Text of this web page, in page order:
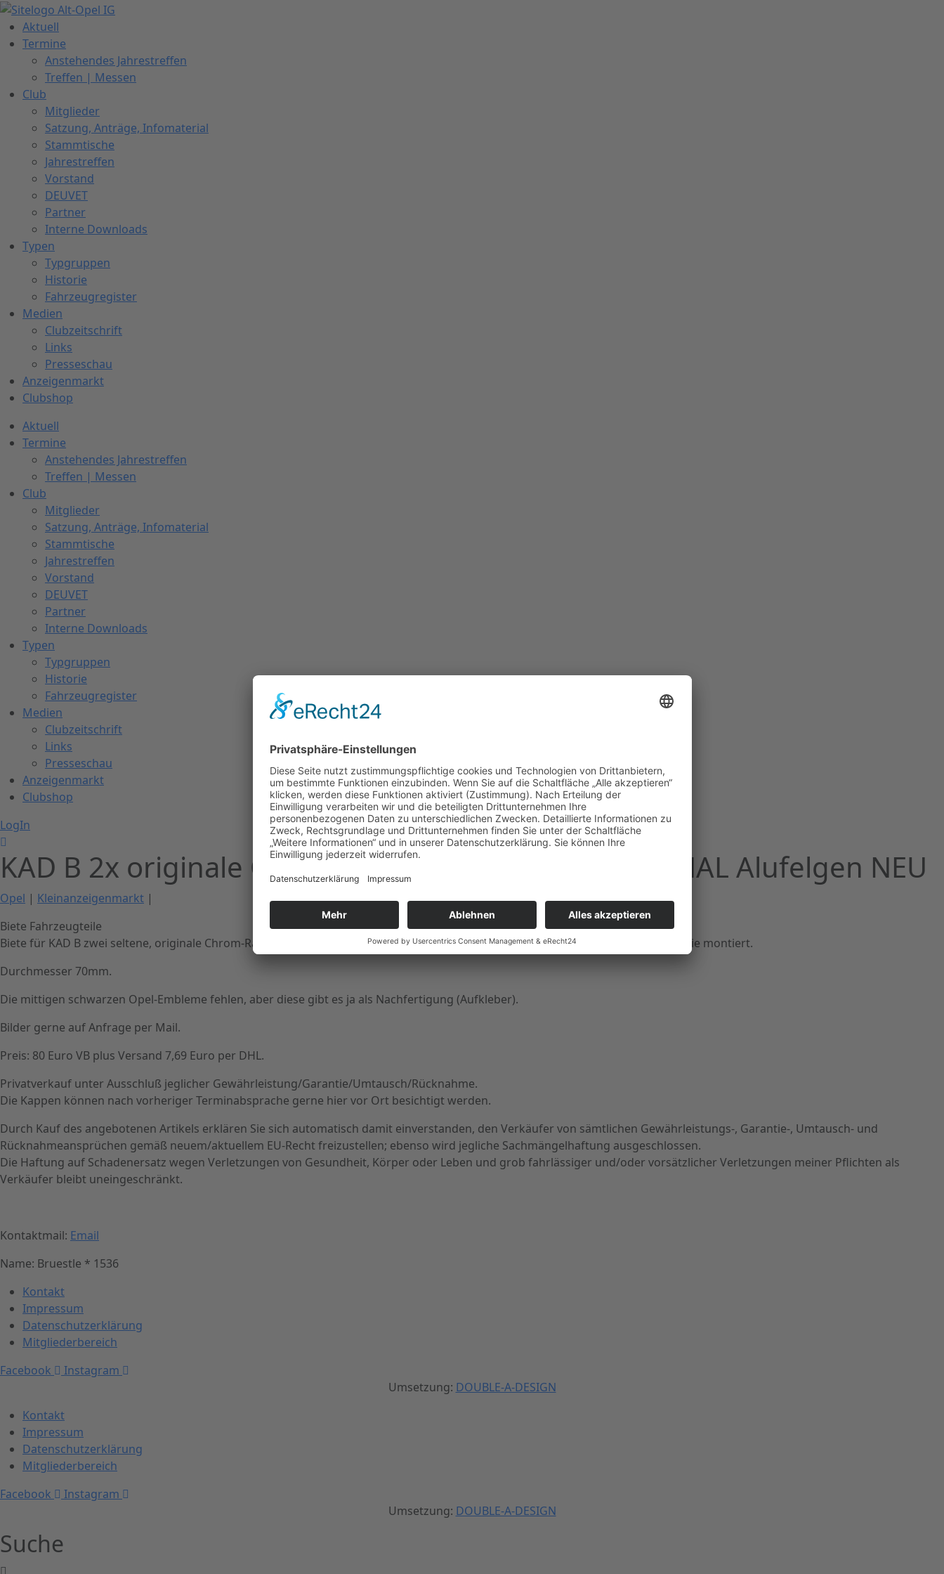
Zum
Inhalt
springen
Aktuell
Termine
Anstehendes Jahrestreffen
Treffen | Messen
Club
Mitglieder
Satzung, Anträge, Infomaterial
Stammtische
Jahrestreffen
Vorstand
DEUVET
Partner
Interne Downloads
Typen
Typgruppen
Historie
Fahrzeugregister
Medien
Clubzeitschrift
Links
Presseschau
Anzeigenmarkt
Clubshop
Aktuell
Termine
Anstehendes Jahrestreffen
Treffen | Messen
Club
Mitglieder
Satzung, Anträge, Infomaterial
Stammtische
Jahrestreffen
Vorstand
DEUVET
Partner
Interne Downloads
Typen
Typgruppen
Historie
Fahrzeugregister
Medien
Clubzeitschrift
Links
Presseschau
Anzeigenmarkt
Clubshop
LogIn
KAD B 2x originale Chrom-Radnabenkappen für RONAL Alufelgen NEU
Opel | Kleinanzeigenmarkt |
Biete Fahrzeugteile
Biete für KAD B zwei seltene, originale Chrom-Radnabenkappen für die RONAL Alufelgen (6J & 7J) im Topzustand – NEU und noch nie montiert.
Durchmesser 70mm.
Die mittigen schwarzen Opel-Embleme fehlen, aber diese gibt es ja als Nachfertigung (Aufkleber).
Bilder gerne auf Anfrage per Mail.
Preis: 80 Euro VB plus Versand 7,69 Euro per DHL.
Privatverkauf unter Ausschluß jeglicher Gewährleistung/Garantie/Umtausch/Rücknahme.
Die Kappen können nach vorheriger Terminabsprache gerne hier vor Ort besichtigt werden.
Durch Kauf des angebotenen Artikels erklären Sie sich automatisch damit einverstanden, den Verkäufer von sämtlichen Gewährleistungs-, Garantie-, Umtausch- und
Rücknahmeansprüchen gemäß neuem/aktuellem EU-Recht freizustellen; ebenso wird jegliche Sachmängelhaftung ausgeschlossen.
Die Haftung auf Schadenersatz wegen Verletzungen von Gesundheit, Körper oder Leben und grob fahrlässiger und/oder vorsätzlicher Verletzungen meiner Pflichten als
Verkäufer bleibt uneingeschränkt.
Kontaktmail: Email
Name: Bruestle * 1536
Kontakt
Impressum
Datenschutzerklärung
Mitgliederbereich
Facebook
Instagram
Umsetzung: DOUBLE-A-DESIGN
Kontakt
Impressum
Datenschutzerklärung
Mitgliederbereich
Facebook
Instagram
Umsetzung: DOUBLE-A-DESIGN
Suche